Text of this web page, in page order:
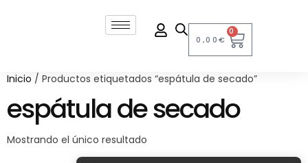
0,00€
0
Inicio / Productos etiquetados “espátula de secado”
espátula de secado
Mostrando el único resultado